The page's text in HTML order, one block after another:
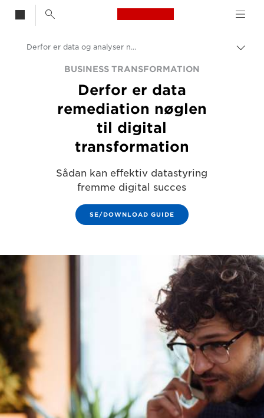
Canon Logo, back
Skift
Løsninger og services
Erhvervs- og professionelle artikler
Derfor er data og analyser nøglen til digital transformation
BUSINESS TRANSFORMATION
Derfor er data
remediation nøglen
til digital
transformation
Sådan kan effektiv datastyring
fremme digital succes
SE/DOWNLOAD GUIDE